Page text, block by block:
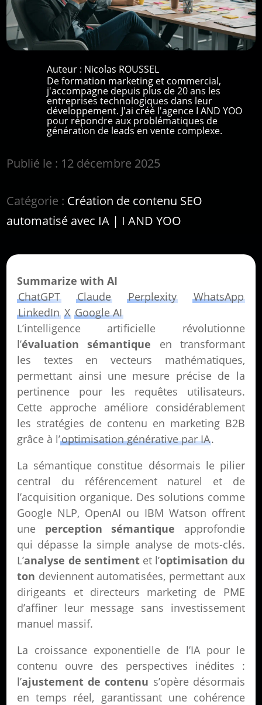
Auteur : Nicolas ROUSSEL
De formation marketing et commercial,
j'accompagne depuis plus de 20 ans les
entreprises technologiques dans leur
développement. J'ai créé l'agence I AND YOO
pour répondre aux problématiques de
génération de leads en vente complexe.
Publié le : 12 décembre 2025
Catégorie : Création de contenu SEO
automatisé avec IA | I AND YOO
Summarize with AI
ChatGPT
Claude Perplexity
WhatsApp
LinkedIn X Google AI
L’intelligence artificielle révolutionne
l’évaluation sémantique en transformant
les textes en vecteurs mathématiques,
permettant ainsi une mesure précise de la
pertinence pour les requêtes utilisateurs.
Cette approche améliore considérablement
les stratégies de contenu en marketing B2B
grâce à l’optimisation générative par IA.
La sémantique constitue désormais le pilier
central du référencement naturel et de
l’acquisition organique. Des solutions comme
Google NLP, OpenAI ou IBM Watson offrent
une perception sémantique approfondie
qui dépasse la simple analyse de mots-clés.
L’analyse de sentimentet l’optimisation du
ton deviennent automatisées, permettant aux
dirigeants et directeurs marketing de PME
d’affiner leur message sans investissement
manuel massif.
La croissance exponentielle de l’IA pour le
contenu ouvre des perspectives inédites :
l’ajustement de contenu s’opère désormais
en temps réel, garantissant une cohérence